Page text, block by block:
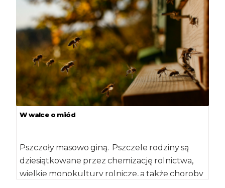
W walce o miód
Pszczoły masowo giną. Pszczele rodziny są
dziesiątkowane przez chemizację rolnictwa,
wielkie monokultury rolnicze, a także choroby